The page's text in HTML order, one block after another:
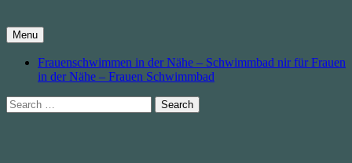
Menu
Frauenschwimmen in der Nähe – Schwimmbad nir für Frauen
in der Nähe – Frauen Schwimmbad
Search
for: